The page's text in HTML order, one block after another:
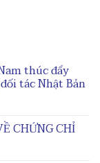
thúc đẩy
tác Nhật Bản
CHỨNG CHỈ